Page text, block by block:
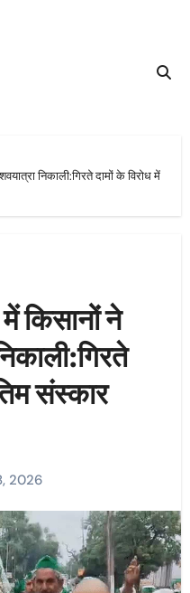
निकाली:गिरते दामों के विरोध में
किसानों ने
संस्कार
2026